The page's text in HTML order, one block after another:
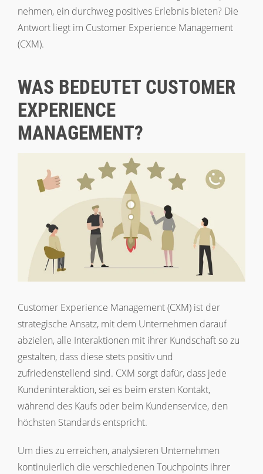
nehmen, ein durchweg positives Erlebnis bieten? Die
Antwort liegt im Customer Experience Management
(CXM).
WAS BEDEUTET CUSTOMER
EXPERIENCE
MANAGEMENT?
Customer Experience Management (CXM) ist der
strategische Ansatz, mit dem Unternehmen darauf
abzielen, alle Interaktionen mit ihrer Kundschaft so zu
gestalten, dass diese stets positiv und
zufriedenstellend sind. CXM sorgt dafür, dass jede
Kundeninteraktion, sei es beim ersten Kontakt,
während des Kaufs oder beim Kundenservice, den
höchsten Standards entspricht.
Um dies zu erreichen, analysieren Unternehmen
kontinuierlich die verschiedenen Touchpoints ihrer